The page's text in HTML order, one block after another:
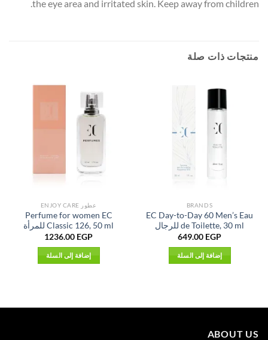
the eye area and irritated skin. Keep away from children.
منتجات ذات صلة
BRANDS
EC Day-to-Day 60 Men’s Eau
de Toilette, 30 ml للرجال
649.00 EGP
إضافة إلى السلة
عطور ENJOY CARE
Perfume for women EC
Classic 126, 50 ml للمرأة
1236.00 EGP
إضافة إلى السلة
ABOUT US